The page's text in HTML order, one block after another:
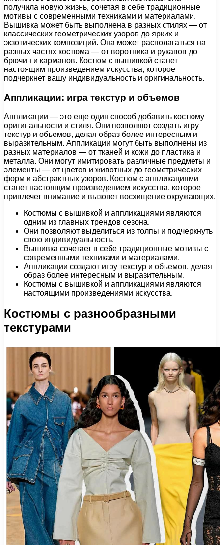
получила новую жизнь, сочетая в себе традиционные
мотивы с современными техниками и материалами.
Вышивка может быть выполнена в разных стилях — от
классических геометрических узоров до ярких и
экзотических композиций. Она может располагаться на
разных частях костюма — от воротника и рукавов до
брючин и карманов. Костюм с вышивкой станет
настоящим произведением искусства, которое
подчеркнет вашу индивидуальность и оригинальность.
Аппликации: игра текстур и объемов
Аппликации — это еще один способ добавить костюму
оригинальности и стиля. Они позволяют создать игру
текстур и объемов, делая образ более интересным и
выразительным. Аппликации могут быть выполнены из
разных материалов — от тканей и кожи до пластика и
металла. Они могут имитировать различные предметы и
элементы — от цветов и животных до геометрических
форм и абстрактных узоров. Костюм с аппликациями
станет настоящим произведением искусства, которое
привлечет внимание и вызовет восхищение окружающих.
Костюмы с вышивкой и аппликациями являются
одним из главных трендов сезона.
Они позволяют выделиться из толпы и подчеркнуть
свою индивидуальность.
Вышивка сочетает в себе традиционные мотивы с
современными техниками и материалами.
Аппликации создают игру текстур и объемов, делая
образ более интересным и выразительным.
Костюмы с вышивкой и аппликациями являются
настоящими произведениями искусства.
Костюмы с разнообразными
текстурами